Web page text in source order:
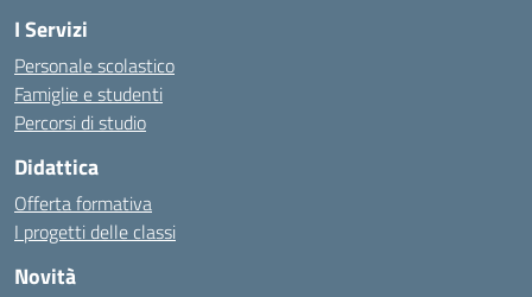
I Servizi
Personale scolastico
Famiglie e studenti
Percorsi di studio
Didattica
Offerta formativa
I progetti delle classi
Novità